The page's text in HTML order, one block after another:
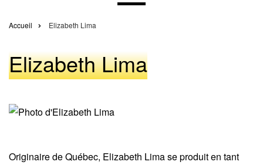
Fil
d'Ariane
Accueil Elizabeth Lima
Elizabeth Lima
Originaire de Québec, Elizabeth Lima se produit en tant